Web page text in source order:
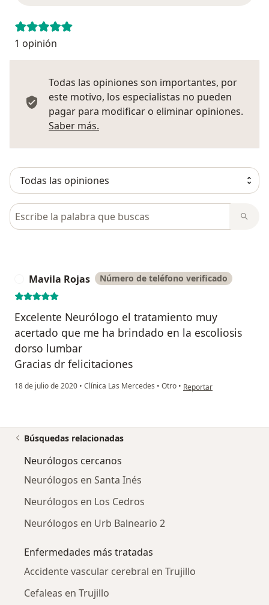
1 opinión
Todas las opiniones son importantes, por
este motivo, los especialistas no pueden
pagar para modificar o eliminar opiniones.
Saber más.
Busca en opiniones
Mavila Rojas Número de teléfono verificado
Excelente Neurólogo el tratamiento muy
acertado que me ha brindado en la escoliosis
dorso lumbar
Gracias dr felicitaciones
18 de julio de 2020 • Clínica Las Mercedes • Otro • en opinión del usuario
Reportar
Búsquedas relacionadas
Neurólogos cercanos
Neurólogos en Santa Inés
Neurólogos en Los Cedros
Neurólogos en Urb Balneario 2
Enfermedades más tratadas
Accidente vascular cerebral en Trujillo
Cefaleas en Trujillo